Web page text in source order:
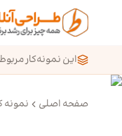
پرش به محتوای اصلی
این نمونه‌کار
صفحه اصلی نمونه